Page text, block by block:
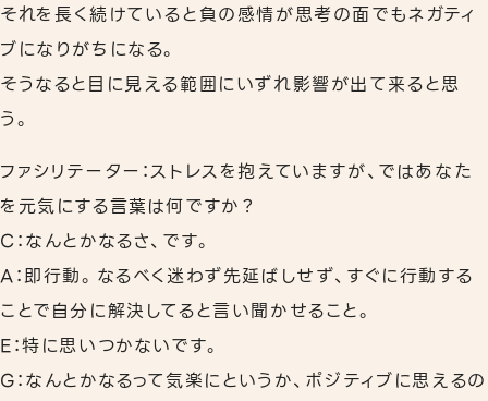
それを長く続けていると負の感情が思考の面でもネガティ
ブになりがちになる。
そうなると目に見える範囲にいずれ影響が出て来ると思
う。
ファシリテーター：ストレスを抱えていますが、ではあなた
を元気にする言葉は何ですか？
C：なんとかなるさ、です。
A：即行動。なるべく迷わず先延ばしせず、すぐに行動する
ことで自分に解決してると言い聞かせること。
E：特に思いつかないです。
G：なんとかなるって気楽にというか、ポジティブに思えるの